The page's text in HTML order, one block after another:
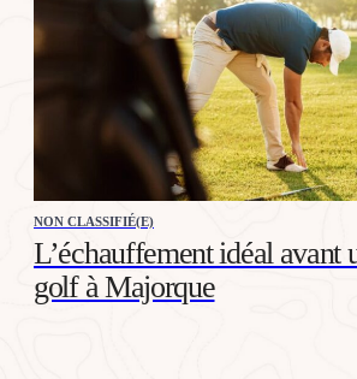
NON CLASSIFIÉ(E)
L’échauffement idéal avant
golf à Majorque